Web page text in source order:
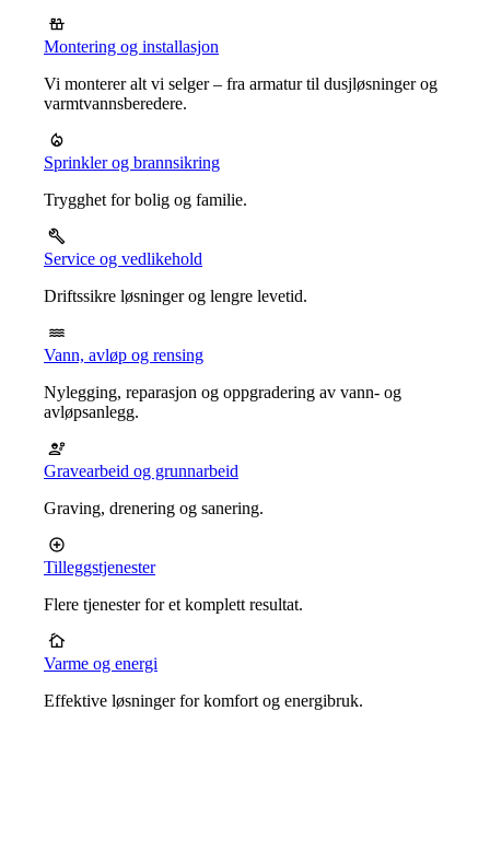
Montering og installasjon
Vi monterer alt vi selger – fra armatur til dusjløsninger og
varmtvannsberedere.
Sprinkler og brannsikring
Trygghet for bolig og familie.
Service og vedlikehold
Driftssikre løsninger og lengre levetid.
Vann, avløp og rensing
Nylegging, reparasjon og oppgradering av vann- og
avløpsanlegg.
Gravearbeid og grunnarbeid
Graving, drenering og sanering.
Tilleggstjenester
Flere tjenester for et komplett resultat.
Varme og energi
Effektive løsninger for komfort og energibruk.